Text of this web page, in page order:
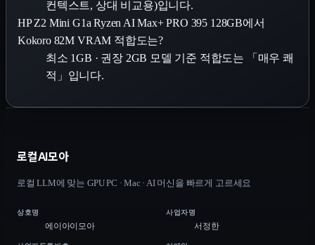
컨텍스트, 상대 비교용)입니다.
HP Z2 Mini G1a Ryzen AI Max+ PRO 395 128GB에서
Kokoro 82M VRAM 적합도는?
최소 1GB · 권장 2GB 모델 기준 적합도는 「매우 쾌
적」입니다.
로컬AI모아
로컬 LLM에 맞는 GPU PC · Mac · AI 머신을 빠르게 고르세요
상호명
에이아이모아
사업자명
서정한